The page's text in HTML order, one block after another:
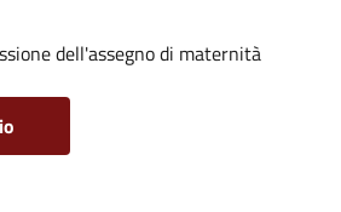
dell'assegno di maternità